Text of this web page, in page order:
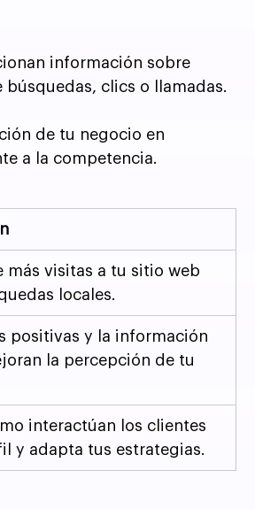
información sobre
clics o llamadas.
de tu negocio en
a la competencia.
más visitas a tu sitio web
locales.
positivas y la información
la percepción de tu
interactúan los clientes
y adapta tus estrategias.